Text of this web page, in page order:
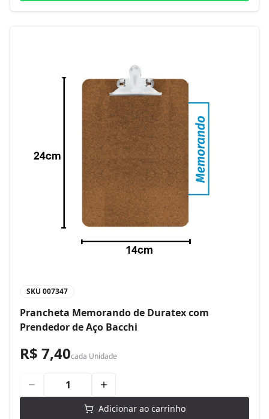
SKU 007347
Prancheta Memorando de Duratex com
Prendedor de Aço Bacchi
R$ 7,40cada Unidade
Adicionar ao carrinho